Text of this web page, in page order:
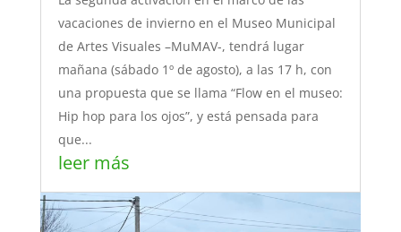
vacaciones de invierno en el Museo Municipal
de Artes Visuales –MuMAV-, tendrá lugar
mañana (sábado 1º de agosto), a las 17 h, con
una propuesta que se llama “Flow en el museo:
Hip hop para los ojos”, y está pensada para
que...
leer más